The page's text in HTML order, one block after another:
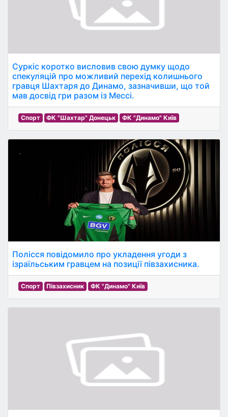
Суркіс коротко висловив свою думку щодо
спекуляцій про можливий перехід колишнього
гравця Шахтаря до Динамо, зазначивши, що той
мав досвід гри разом із Мессі.
Спорт ФК "Шахтар" Донецьк ФК "Динамо" Київ
Полісся повідомило про укладення угоди з
ізраїльським гравцем на позиції півзахисника.
Спорт Півзахисник ФК "Динамо" Київ